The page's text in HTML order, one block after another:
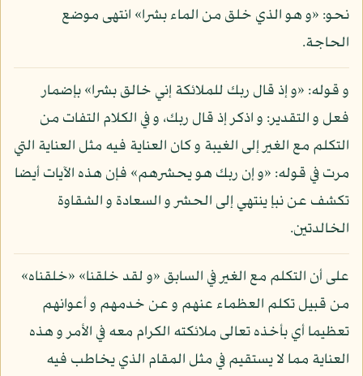
نحو: «و هو الذي خلق من الماء بشرا» انتهى موضع
الحاجة.
و قوله: «و إذ قال ربك للملائكة إني خالق بشرا» بإضمار
فعل و التقدير: و اذكر إذ قال ربك، و في الكلام التفات من
التكلم مع الغير إلى الغيبة و كان العناية فيه مثل العناية التي
مرت في قوله: «و إن ربك هو يحشرهم» فإن هذه الآيات أيضا
تكشف عن نبإ ينتهي إلى الحشر و السعادة و الشقاوة
الخالدتين.
على أن التكلم مع الغير في السابق «و لقد خلقنا» «خلقناه»
من قبيل تكلم العظماء عنهم و عن خدمهم و أعوانهم
تعظيما أي بأخذه تعالى ملائكته الكرام معه في الأمر و هذه
العناية مما لا يستقيم في مثل المقام الذي يخاطب فيه